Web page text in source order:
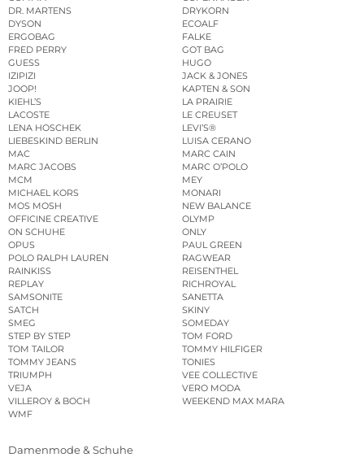
DR. MARTENS
DRYKORN
DYSON
ECOALF
ERGOBAG
FALKE
FRED PERRY
GOT BAG
GUESS
HUGO
IZIPIZI
JACK & JONES
JOOP!
KAPTEN & SON
KIEHL’S
LA PRAIRIE
LACOSTE
LE CREUSET
LENA HOSCHEK
LEVI’S®
LIEBESKIND BERLIN
LUISA CERANO
MAC
MARC CAIN
MARC JACOBS
MARC O’POLO
MCM
MEY
MICHAEL KORS
MONARI
MOS MOSH
NEW BALANCE
OFFICINE CREATIVE
OLYMP
ON SCHUHE
ONLY
OPUS
PAUL GREEN
POLO RALPH LAUREN
RAGWEAR
RAINKISS
REISENTHEL
REPLAY
RICHROYAL
SAMSONITE
SANETTA
SATCH
SKINY
SMEG
SOMEDAY
STEP BY STEP
TOM FORD
TOM TAILOR
TOMMY HILFIGER
TOMMY JEANS
TONIES
TRIUMPH
VEE COLLECTIVE
VEJA
VERO MODA
VILLEROY & BOCH
WEEKEND MAX MARA
WMF
Damenmode & Schuhe